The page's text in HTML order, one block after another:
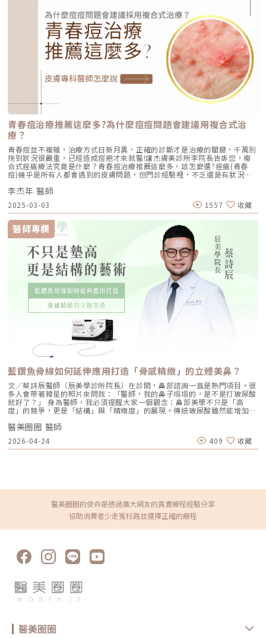
粗大？如果你期待的是肉眼可見的改善幅度，相比起日常保養，專業的醫美
療程通常會是更直接且具效率的選擇之一。隨著醫美科技的不斷進步，針對
不同成因的毛孔問題都有相對應的解方！1. 溫和深層清潔：海菲秀
（HydraFacial）原理：屬於非侵入性的保養。利用專利的負壓水渦流技
術，溫和無痛地吸出毛孔深層的黑頭、白頭粉刺與多餘皮脂，同時導入高濃
度的保濕與抗氧化精華。適合誰：出油粉刺型毛孔、怕痛不敢打雷射、想作
為重要活動前的急救保養者。效果與特色：做完當下皮膚立刻感受到「會呼
吸」的潔淨感，毛孔因為髒污被清空並喝飽水，視覺上會立刻變得細緻，且
無恢復期。2. 光電雷射：皮秒雷射（搭配特殊透鏡）原理：皮秒雷射
（Pico Laser）是目前詢問度最高的縮毛孔療程。核心在於加上了「蜂巢透
鏡」或「聚焦透鏡」。這能在不破壞表皮的情況下，將雷射光束匯聚，在真
皮層產生「空泡效應（LIOB）」。這就像是在皮膚深層進行微小的破壞，
藉此喚醒肌膚的自癒機制，大量刺激膠原蛋白與彈力纖維新生，進而把毛孔
周圍的凹陷給「撐」起來。適合誰：輕中度的老化型毛孔、輕微淺層痘疤、
想同時改善膚色不均與暗沉的人。效果與特色：熱傷害小，術後通常只會紅
腫1~3天，幾乎不影響日常生活。是目前 CP 值極高的定期保養型雷射。3.
重度凹洞救星：UP雷射原理：如果是屬於嚴重的「疤痕/凹洞型毛孔」，皮
秒雷射可能不夠力，這時候就需要汽化型雷射上場。例如 UP雷射
（UltraPulse），它能將能量精準且極深地打入真皮層甚至皮下組織，切斷
硬化的纖維化疤痕組織，進行深層的肌膚重建。適合誰：嚴重的冰鑿型痘
疤、嚴重凹洞型毛孔粗大。效果與特色：效果非常強大且顯著，但相對的
「破壞力」也強。術後會有明顯的點狀結痂、流組織液，恢復期較長（約需
7~10 天），需要有耐心細心照護。4. 緊緻抗老新趨勢：微針電波（如E電
波 Exion、無限電波 Potenza）原理：結合了「微針」與「電波（RF）」
雙重優勢。透過極細的微針穿透表皮，在到達真皮層特定深度時瞬間釋放電
波熱能。這不僅能刺激膠原蛋白與彈力蛋白重組（改善老化型毛孔），微針
的物理性破壞與電波熱能，還能破壞過度活躍的皮脂腺（改善出油型毛
孔）。適合誰：混合型毛孔（又油又鬆弛）、肝斑體質不適合打高能量雷射
者、想全面提升膚質緊緻度的人。效果與特色：因為熱能在皮膚深層釋放，
表皮的熱傷害極小，退紅快（通常隔天即可上妝）。對於膚質的「整體優
化」有非常亮眼的表現。5. 物理性微創重建：得美微針筆（Dermapen）原
理：透過儀器上極細微的針頭，在肌膚表層每秒創造出1,920的微小穿刺通
道。這種「微破壞」能直接啟動肌膚天然的傷口癒合機制，刺激膠原蛋白與
彈力蛋白增生。更棒的是，這些微通道能像海綿一樣，大幅提升後續保養精
華（如生長因子、高濃度玻尿酸）的吸收率，達到加乘的養膚效果。適合族
群：老化型毛孔、淺層凹洞型毛孔、膚質粗糙者，以及對部分能量型療程較
為敏感、希望降低反黑風險的族群（實際仍需由醫師評估）。效果與特色：
因為沒有雷射或電波的「熱傷害」，所以術後照顧相對簡單，反黑機率極
低。做完後通常會有 1~3 天的微泛紅，能溫和改善膚質與毛孔細緻度的新
興療程。醫美療程怎麼選？重點大評比為了讓你更清楚怎麼挑選，我們整理
了五大主力療程的比較表：療程後的關鍵：醫美術後保養黃金法則許多人投
入療程本身，卻忽略術後照護的重要性，可能影響修復效果，甚至增加色素
濕修護雷射或電波療程後，肌膚屏障暫時較為脆弱，容易出現乾燥與水分流
失。建議選擇成分單純、無香精與酒精的保濕與修護產品（如玻尿酸、神經
醯胺），協助維持肌膚修復所需的穩定環境。2. 落實防曬措施術後肌膚對紫
外線較為敏感，建議使用足夠防曬係數（如 SPF30–50 以上），並搭配帽
子、陽傘等物理性防曬，以降低色素沉澱的風險。3. 避免刺激性保養於恢復
期間內，應暫停使用酸類（如果酸、水楊酸）、A醇、去角質及高刺激性美
白產品。實際恢復時間會依療程種類與個人膚況不同，建議依照醫師指示逐
步恢復日常保養。毛孔粗大常見問題Q&A Q1：做完醫美，毛孔就可以「完
全消失」嗎？ 這是不切實際的期望喔！毛孔是皮膚正常的生理結構，不可
能完全消失不見。醫美療程的目標是讓變大、變形毛孔「縮小、變淺」，讓
有可能破壞皮膚屏障。Q3：改善毛孔粗大，通常需要打幾次才有效？ 醫美
通常會建議進行 3~5 次（每次間隔約 4~6 週）為一個完整療程。不過，多
數人在第 2 次治療後，就會感覺到上妝變得服貼、出油量減少的明顯變化
了。Q4：我是容易泛紅的敏感肌或酒糟肌，也能做醫美縮毛孔嗎？需經醫
師審慎評估。敏感肌或酒糟肌因皮膚屏障較脆弱，若在發炎尚未穩定的情況
常會先放在「穩定膚況與降低發炎反應」，並依個別狀況調整可能的誘發因
素。待肌膚穩定後，再由醫師評估選擇較溫和的療程，例如微針類療程或能
量可精準控制的微針電波，以循序漸進方式改善毛孔粗大與膚質細緻度。
用，但實際時間需依療程種類與個人膚況調整。酸類（如果酸、水楊酸）與
A醇會促進角質代謝，可能在療程前後增加肌膚敏感度，使刺激反應（如泛
紅、乾燥）加劇，並提高色素沉澱的風險。一般常見建議為：療程前約3–7
經醯胺等），並落實防曬措施，協助肌膚穩定修復。擺脫毛孔焦慮，找回平
滑自信肌對抗毛孔粗大是一場長期抗戰，它需要你改變不良的生活習慣、建
力。2. 對稱倒鉤設計：抓取組織更穩固其對稱的倒鉤設計，能像魚骨一樣精
準且均勻地抓取鬆弛的組織，提供穩定且強大的提拉力量，實現自然不僵硬
的結構復位。3. Triclosan 抗菌成分：醫療級的安全性這是許多人忽略的細
節。藍鑽魚骨線在製程中添加了抗菌成分，根據臨床研究，能有效降低術後
感染與發炎的風險，這對於線雕這類微創手術來說，安全性是首要考量。
二、 為什麼妳需要藍鑽魚骨線？解決法令紋與下顎線的終極武器當電波或
音波的效果遇到瓶頸時，通常是因為組織的下垂量已經超過了熱能收縮所能
負擔的程度。藍鑽魚骨線的優勢在於「即時感」。透過醫師對入針點與拉提
向量的精確設計，線材能直接進入皮下組織，將位移的脂肪墊往斜上方固
定。 改善法令紋/木偶紋：將中臉下垂的贅肉拉回蘋果肌位置。 重塑下顎
線：緊緻模糊的輪廓，找回消失的 V 臉。 物理性拉提：術後即刻見效，且
修復期短。三、 蔡醫師的複合式美學：1+1>2 的全方位抗老在辰美學，我
主張「層次化抗老」。單一手段無法解決老化的複雜性，藍鑽魚骨線是強大
的「結構支撐」，若能搭配其他技術，效果會更精緻、更持久。1. 頂級結構
重建：藍鑽魚骨線 +美國音波二代這是我的王牌組合。先利用 美國音波二代
Ultherapy Prime針對深層筋膜層進行熱縮拉提，打好底層基礎；再搭配藍
鑽魚骨線進行「精準位移」。音波負責「輪廓」的拉提，魚骨線負責「線」
的固定，這才是真正的無痕抗老。2. 緊實與飽滿兼具：藍鑽魚骨線 +無雙電
波利用 無雙電波 DENSITY的單雙極混合能量，讓皮膚表層變緊緻、變Q
彈；再由魚骨線將組織往上拉。這種做法能讓臉部看起來不僅緊緻，而且膚
質細緻，沒有醫美感。3. 全層地基優化：藍鑽魚骨線 +玻尿酸/Radiesse 再
生針若肌膚組織長期處於乾癟且彈性不佳的狀態，單純靠線材拉提效果會受
限。我會建議搭配 高支撐力玻尿酸/Radiesse 再生針進行地基優化。先透
過填補深層骨架的缺失，改善如太陽穴、中臉深層脂肪墊、鼻基底的凹陷或
是下顎輪廓線的不足，再由藍鑽魚骨線進行結構復位。這種「由內支撐、由
外拉提」的雙重策略，能讓拉提後的臉部線條更加飽滿流暢，避免術後產生
不自然的緊繃感。四、 誰適合藍鑽魚骨線拉提？ 臉部有明顯下垂感：感覺
蘋果肌走位、法令紋加深者。 下臉輪廓線不明顯：下顎線模糊、出現雙下
巴或垂贅肉，想要重塑俐落 V 臉的人。 追求即時感：希望下午做完，隔天
就能明顯感覺輪廓緊緻的人。 不想動大刀手術：害怕傳統拉皮手術的高風
險與漫長修復期。 電音波遇到瓶頸：感覺皮膚緊實了，但位移產生的垂肉
感依然存在者。五、 蔡詩辰醫師觀點：關於美，我堅持的是「結構的平
衡」醫學美容不應該是盲目的追求「緊」。過度拉提會造成表情僵硬，而不
足的拉提則無感。在辰美學，我會根據每一位客人的皮膚厚度、下垂角度與
骨骼比例，精確設計每一條線的落點。藍鑽魚骨線對我而言，不是簡單的
線，而是重塑輪廓的筆。我們追求的是那種「彷彿天生就很緊實」的優雅高
級感。六、 術後反應與常見 FAQQ1：藍鑽魚骨線拉提會痛嗎？施作前會進
行局部麻醉。在辰美學，我們會使用精細的止痛技巧，入針點微感，過程中
的不適感極低，多數人形容只有輕微的痠脹感。Q2：效果可以維持多久？
效果可立即感受，約兩週後輪廓更自然、緊緻。根據臨床觀察，藍鑽魚骨線
可維持約 6-12 個月，期間線體會逐步被吸收並誘導膠原蛋白新生，即使線
體消失，支撐結構仍能維持一段時間。Q3：術後會有明顯傷口或修復期
嗎？入針點隱藏在髮際線或隱密處，僅有如同抽血的小針孔。術後可能有輕
微腫脹或瘀青，約 3-7 天會消退，不影響正常社交。Q4：為什麼選擇在辰
美學施打藍鑽魚骨線？辰美學由擔任多家埋線原廠講師的蔡詩辰醫師領軍，
對臉部解剖構造有深度理解。我們堅持使用原廠高品質線材，並提供客製化
的「結構復位」設計，確保安全與自然的美學成果。
青春痘治療推薦這麼多?為什麼痘痘問題會建議用複合式治
療？
青春痘並不複雜，治療方式日新月異，正確的診斷才是治療的關鍵，千萬別
拖到狀況很嚴重，已經造成痘疤才來就醫!讓杰膚美診所李院長告訴您，複
合式痤瘡療法究竟是什麼？青春痘治療推薦這麼多，該怎麼選?痤瘡(青春
痘)幾乎是所有人都會遇到的皮膚問題，但門診經驗裡，不乏還是有狀況很
嚴重都已經造成痘疤才來就醫，或是長期看診卻無法有效控制的病患，其實
痤瘡(青春痘)成因並不複雜，正確的診斷才是治療的關鍵。本文將為您說明
痤瘡(青春痘)成因，針對不同成因的痘痘該如何治療，還有目前最有效的”
複合式痤瘡療法”究竟是什麼。若您希望對複合式凹洞痘疤治療有更深入了
解的話，也可參考杰膚美網站上的另篇專文:青春痘治療關鍵，控制痤瘡成
因痤瘡(青春痘)的生成可以說是一連串的效應，我們都知道，熬夜、壓力
大、生理期、吃甜食、吃油炸、都會長痘痘，但其實不論是什麼樣的原因，
最上游都是荷爾蒙的波動造成的。荷爾蒙的波動會讓皮脂腺分泌跟著增加，
皮脂腺負責出油、製造粉刺。而毛囊的開口因為表皮細胞腫脹，被動的被擠
壓而縮小，造成毛孔異常角化阻塞，進一步影響皮脂的排出，當皮脂淤積於
毛囊內就會形成粉刺(白頭粉刺、黑頭粉刺)最後阻塞後的毛囊在厭氧環境
下，提供了細菌或是黴菌非常好的食物來源，原存於毛囊或是環境內的痤瘡
棒狀桿菌或皮屑芽孢菌將會大量繁殖，引起毛囊周圍的發炎反應，這一連串
的反應就形成了痤瘡(青春痘)的各種症狀。（圖／杰膚美診所-李杰年醫師提
供）上面就是痤瘡(青春痘)形成與惡化的原因，因此在治療時也應該要分成
上、中、下游來對症下藥上游 –荷爾蒙波動其實七成的荷爾蒙波動跟基因或
內在因素(多囊性卵巢、肌瘤、長期壓力…)有關，很多文章常都會說，常清
潔、少上妝、早睡早起、放鬆壓力、不要吃油炸甜食，沒錯，這的確是讓荷
爾蒙減少波動的方法，但可能嚴格做到，也只能有三成的改善，而且不容易
做到 (至少李醫師自認自己做不到)。因此絕大部分的痘痘治療都是從中游開
始控制，除非是特殊狀況才會建議荷爾蒙療法，最常見的荷爾蒙療法為口服
避孕藥：可抑制雄性激素，降低皮脂腺分泌，但荷爾蒙療法只能用於女性，
有潛在副作用。而且建議經婦產科醫師評估後正確使用。中游 –皮脂腺分泌
皮脂腺的分泌主要受到兩個重要的因素調節，溫度與荷爾蒙，一般狀況下，
氣溫每上升攝氏一度，皮脂腺的分泌就會上升10％，而男性、青春期、多囊
性卵巢症候群，這些時候荷爾蒙濃度通常會偏高，因此皮膚常會比較偏油一
些，在皮膚科針對皮脂腺分泌過多的痤瘡(青春痘)問題，會分成三種模式下
去治療外用酸類：酸類最大的功效就是矯正毛囊開口的不正常角化，減少毛
囊阻塞的狀況，目前常見的有水楊酸、杏仁酸、果酸、杜鵑花酸、外用A酸
等。不過有些患者，在使用外用的酸類酸還是會有皮膚刺激、乾燥、脫皮的
狀況，需要醫師循序漸進帶領使用。口服A酸：抑制皮脂腺的能力高於外用
酸類，強項在於抑制皮脂腺分泌，改善毛孔角化，對嚴重發炎的痤瘡有很棒
的療效，然而全身性的使用，會有特定副作用與注意事項，需要定期追蹤，
為台灣天氣潮濕，這樣的環境又很適合黴菌生長，於是黴菌性毛囊炎就會出
現，這時候醫師的診斷對於藥物開立就非常重要外用藥劑：包括外用抗生素
藥膏或藥水，可以抑制痤瘡桿菌或是皮屑芽孢菌的生長，減輕發炎反應。口
服藥劑：口服抗生素是第一線用藥，除了殺菌外，有抗發炎效果，但是長期
青春痘的發炎反應及過敏紅疹。局部注射：將藥物直接注入發炎的囊腫、結
或疤痕。（圖／杰膚美診所-李杰年醫師提供）《點擊看完整文章介紹》文
章轉載自「杰膚美診所-李杰年醫師專欄」
李杰年 醫師
2025-03-03 1557 收藏
醫師專欄
藍鑽魚骨線如何延伸應用打造「骨感精緻」的立體美鼻？
文／蔡詩辰醫師（辰美學診所院長）在診間，鼻部諮詢一直是熱門項目。很
多人會帶著韓星的照片來問我：「醫師，我的鼻子塌塌的，是不是打玻尿酸
就好了？」 身為醫師，我必須提醒大家一個觀念：鼻部美學不只是「高
度」的競爭，更是「結構」與「精緻度」的展現。傳統玻尿酸雖然能增加體
積，但若針對支撐力不足的塌鼻子過度填充，往往會導致鼻樑變寬，變成所
謂的「阿凡達鼻」。這就是為什麼在辰美學，我更推崇使用 藍鑽魚骨線
（STRATAFIX®）的延伸應用進行鼻線支撐，這是一種更接近「微型鋼骨」
概念的結構藝術。一、 什麼是藍鑽魚骨線？解密「鼻部鋼骨」技術藍鑽魚
骨線是一款獲美國 FDA、歐盟 CE 及台灣衛福部三方核准的對稱型倒鉤線
節。藍鑽魚骨線在製程中添加了 Triclosan 抑菌成份。根據臨床研究，這種
設計能有效降低術後感染的風險，對於鼻部這種血液循環較為特殊的區域來
說，安全性大幅提升。二、 為什麼塌鼻子更適合線雕？拒絕「阿凡達」的
力，將鼻頭垂直撐起，並在鼻樑建立一條細直的結構。這就像是蓋房子先立
起鋼骨（線雕），再視情況填入水泥（玻尿酸或再生針）。這樣的做法能讓
「動靜結合」與「分層修補」。鼻部的美感不能脫離全臉。蔡醫師的鼻部複
合美學：結構位移與全臉順修在辰美學，我強調的是「動靜結合」與「分層
修補」。鼻部的美感絕不能脫離全臉比例獨立存在，必須透過複合式治療，
後塑型」。 結構建立： 先利用藍鑽魚骨線撐起鼻頭與山根的垂直高度，建
立穩固的「鋼骨結構」。 精細微調： 接著搭配玻尿酸（如 保柔緹
醫美圈圈 醫師
2026-04-24 409 收藏
醫美圈圈的使命是透過廣大網友的真實療程經驗分享
協助消費者少走冤枉路並選擇正確的療程
醫美圈圈